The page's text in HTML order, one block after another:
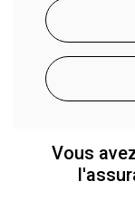
Vous